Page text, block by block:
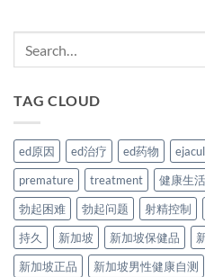
TAG CLOUD
ed原因 ed治疗 ed药物
premature
treatment 健康生
勃起困难
勃起问题 射精控制
持久
新加坡 新加坡保健品
新加坡正品
新加坡男性健康自测